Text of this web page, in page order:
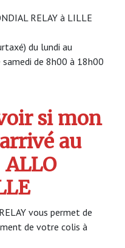
RELAY à LILLE
du lundi au
de 8h00 à 18h00
si mon
au
ALLO
vous permet de
de votre colis à